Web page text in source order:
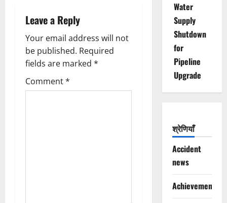
a
v
i
g
Leave a Reply
Your email address will not
be published. Required
fields are marked *
Comment*
Water
Supply
Shutdown
for
Pipeline
Upgrade
श्रेणियाँ
Accident
news
Achievements